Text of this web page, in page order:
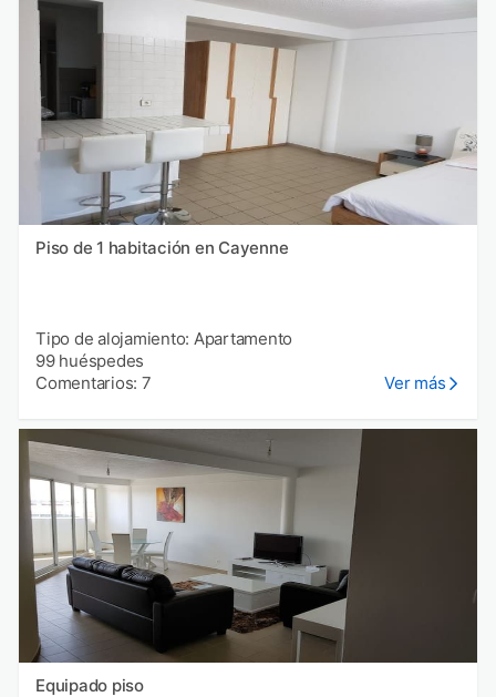
Piso de 1 habitación en Cayenne
Tipo de alojamiento: Apartamento
99 huéspedes
Comentarios: 7
Ver más
Equipado piso